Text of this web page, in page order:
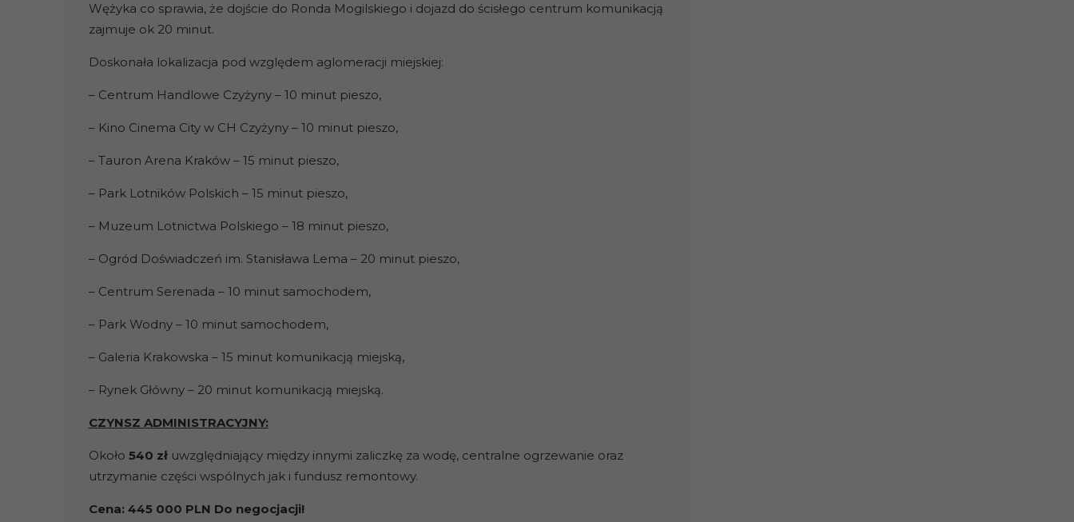
Wężyka co sprawia, że dojście do Ronda Mogilskiego i dojazd do ścisłego centrum komunikacją
zajmuje ok 20 minut.
Doskonała lokalizacja pod względem aglomeracji miejskiej:
– Centrum Handlowe Czyżyny – 10 minut pieszo,
– Kino Cinema City w CH Czyżyny – 10 minut pieszo,
– Tauron Arena Kraków – 15 minut pieszo,
– Park Lotników Polskich – 15 minut pieszo,
– Muzeum Lotnictwa Polskiego – 18 minut pieszo,
– Ogród Doświadczeń im. Stanisława Lema – 20 minut pieszo,
– Centrum Serenada – 10 minut samochodem,
– Park Wodny – 10 minut samochodem,
– Galeria Krakowska – 15 minut komunikacją miejską,
– Rynek Główny – 20 minut komunikacją miejską.
CZYNSZ ADMINISTRACYJNY:
Około 540 złuwzględniający między innymi zaliczkę za wodę, centralne ogrzewanie oraz
utrzymanie części wspólnych jak i fundusz remontowy.
Cena: 445 000 PLN Do negocjacji!